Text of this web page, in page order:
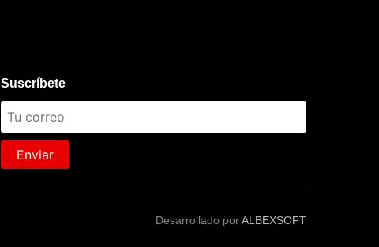
Suscríbete
Enviar
Desarrollado porALBEXSOFT